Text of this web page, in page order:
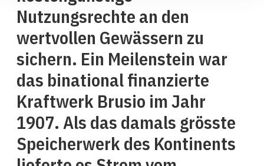
Nutzungsrechte an den
wertvollen Gewässern zu
sichern. Ein Meilenstein war
das binational finanzierte
Kraftwerk Brusio im Jahr
1907. Als das damals grösste
Speicherwerk des Kontinents